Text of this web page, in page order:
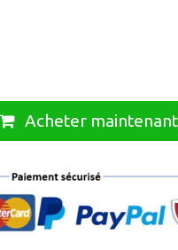
Acheter maintenant